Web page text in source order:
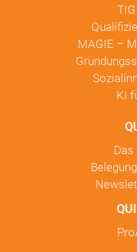
MAGIE –
KI
Das